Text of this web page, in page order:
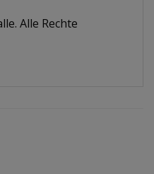
Alle Rechte